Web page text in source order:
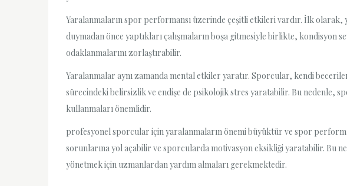
Yaralanmaların spor performansı üzerinde çeşitli etkileri vardır. İlk
duymadan önce yaptıkları çalışmaların boşa gitmesiyle birlikte, kondisyon
odaklanmalarını zorlaştırabilir.
Yaralanmalar aynı zamanda mental etkiler yaratır. Sporcular, kendi
sürecindeki belirsizlik ve endişe de psikolojik stres yaratabilir. Bu nedenle,
kullanmaları önemlidir.
profesyonel sporcular için yaralanmaların önemi büyüktür ve spor
sorunlarına yol açabilir ve sporcularda motivasyon eksikliği yaratabilir. Bu
yönetmek için uzmanlardan yardım almaları gerekmektedir.